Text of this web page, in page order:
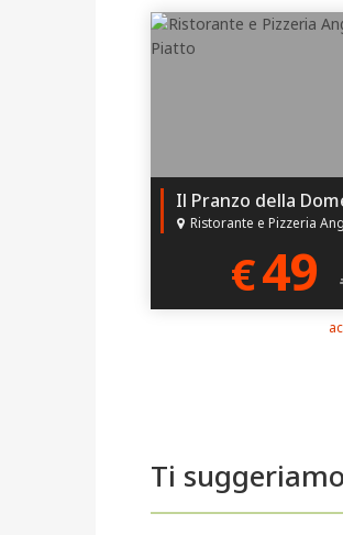
Ristorante e Pizzeria Angolo45 -
€49
Ti